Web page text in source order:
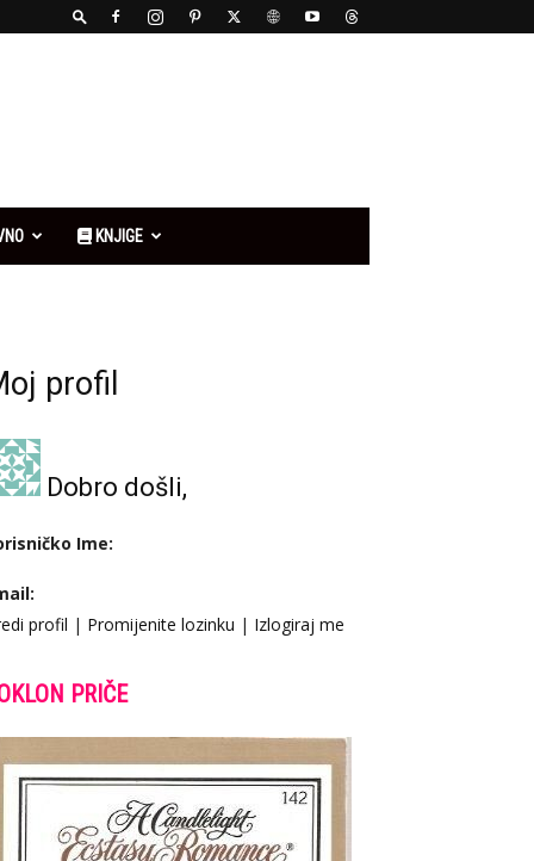
KNJIGE
profil
Dobro došli,
Ime:
profil | Promijenite lozinku | Izlogiraj me
PRIČE